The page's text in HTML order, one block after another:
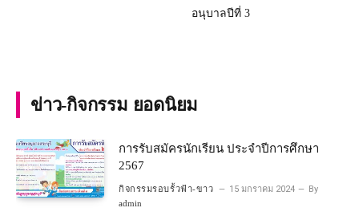
อนุบาลปีที่ 3
ข่าว-กิจกรรม ยอดนิยม
การรับสมัครนักเรียน ประจำปีการศึกษา
2567
กิจกรรมรอบรั้วฟ้า-ขาว 15 มกราคม 2024 By
admin